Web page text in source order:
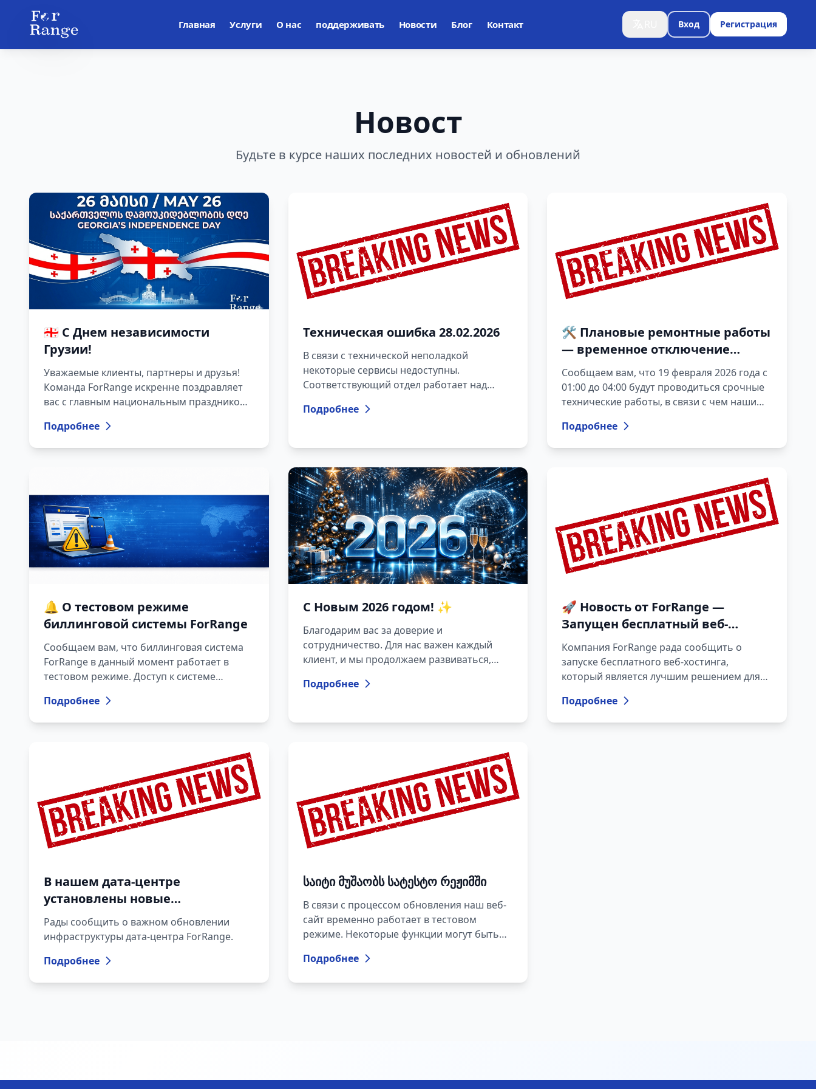
Главная Услуги О нас поддерживать Новости Блог Контакт Вход Регистрация
Новост
Будьте в курсе наших последних новостей и обновлений
🇬🇪 С Днем независимости
Грузии!
Уважаемые клиенты, партнеры и друзья!
Команда ForRange искренне поздравляет
вас с главным национальным праздником
Грузии!
Подробнее
Техническая ошибка 28.02.2026
В связи с технической неполадкой
некоторые сервисы недоступны.
Соответствующий отдел работает над
извинения за неудобства.
Подробнее
🛠️ Плановые ремонтные работы
— временное отключение
электроэнергии.
Сообщаем вам, что 19 февраля 2026 года с
01:00 до 04:00 будут проводиться срочные
технические работы, в связи с чем наши
Подробнее
🔔 О тестовом режиме
биллинговой системы ForRange
Сообщаем вам, что биллинговая система
ForRange в данный момент работает в
тестовом режиме. Доступ к системе
https://pay.forrange.com Данная платформа
создана для того, чтобы постепенно
эффективный процесс биллинга для наших
клиентов. В период тестирования
проводится проверка функционала
системы, её оптимизация и улучшение на
основе реального использования.
Подробнее
С Новым 2026 годом! ✨
Благодарим вас за доверие и
сотрудничество. Для нас важен каждый
клиент, и мы продолжаем развиваться,
качественные, надежные и современные
Подробнее
🚀 Новость от ForRange —
Запущен бесплатный веб-
хостинг (BETA)
Компания ForRange рада сообщить о
запуске бесплатного веб-хостинга,
который является лучшим решением для
проектов. Теперь доступна новая тестовая
форма регистрации (BETA биллинговая
Подробнее
В нашем дата-центре
установлены новые
высокомощные UPS системы
Рады сообщить о важном обновлении
инфраструктуры дата-центра ForRange.
Подробнее
საიტი მუშაობს სატესტო რეჟიმში
В связи с процессом обновления наш веб-
сайт временно работает в тестовом
режиме. Некоторые функции могут быть
Подробнее